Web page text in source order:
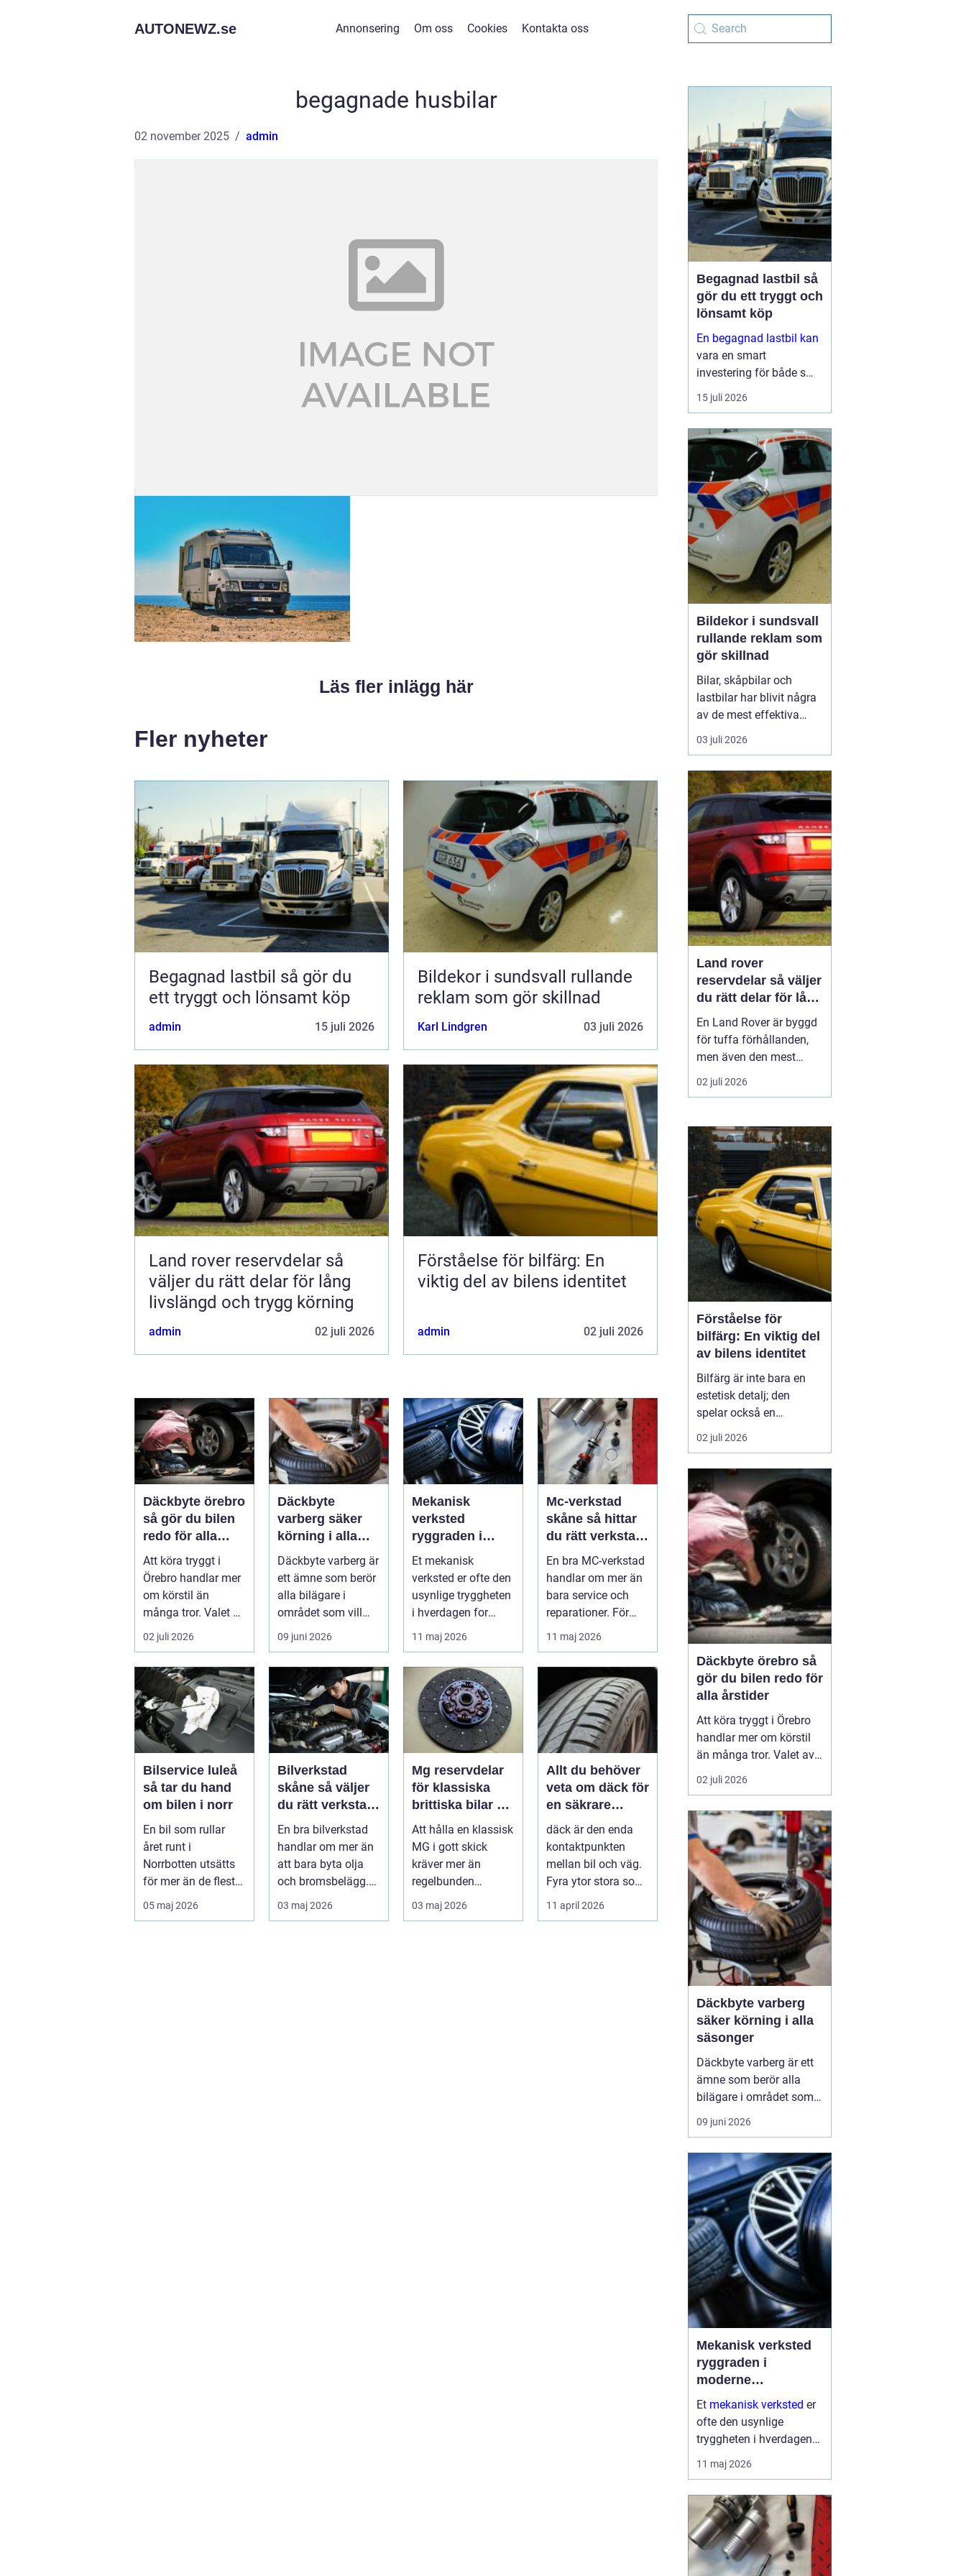
AUTONEWZ.se Annonsering Om oss Cookies Kontakta oss
begagnade husbilar
02 november 2025 admin
Läs fler inlägg här
Fler nyheter
Begagnad lastbil så gör du
ett tryggt och lönsamt köp
admin 15 juli 2026
Bildekor i sundsvall rullande
reklam som gör skillnad
Karl Lindgren 03 juli 2026
Land rover reservdelar så
väljer du rätt delar för lång
livslängd och trygg körning
admin 02 juli 2026
Förståelse för bilfärg: En
viktig del av bilens identitet
admin 02 juli 2026
Däckbyte örebro
så gör du bilen
redo för alla
årstider
Att köra tryggt i
Örebro handlar mer
om körstil än
många tror. Valet av
däck, när de byts
och hur de...
02 juli 2026
Däckbyte
varberg säker
körning i alla
säsonger
Däckbyte varberg är
ett ämne som berör
alla bilägare i
området som vill
köra säkert året om.
När väd...
09 juni 2026
Mekanisk
verksted
ryggraden i
moderne
maskinpark
Et mekanisk
verksted er ofte den
usynlige tryggheten
i hverdagen for
både næringsliv og
privatperson...
11 maj 2026
Mc-verkstad
skåne så hittar
du rätt verkstad
för din
motorcykel
En bra MC-verkstad
handlar om mer än
bara service och
reparationer. För
många förare i
Skåne är verk...
11 maj 2026
Bilservice luleå
så tar du hand
om bilen i norr
En bil som rullar
året runt i
Norrbotten utsätts
för mer än de flesta
fordon i övriga
landet. Kyla, ...
05 maj 2026
Bilverkstad
skåne så väljer
du rätt verkstad
för din bil
En bra bilverkstad
handlar om mer än
att bara byta olja
och bromsbelägg.
För många är bilen
avgörand...
03 maj 2026
Mg reservdelar
för klassiska
brittiska bilar så
hittar du rätt
delar
Att hålla en klassisk
MG i gott skick
kräver mer än
regelbunden
service. Ägaren
behöver också ha
03 maj 2026
Allt du behöver
veta om däck för
en säkrare
bilresa
däck är den enda
kontaktpunkten
mellan bil och väg.
Fyra ytor stora som
fyra handflator
avgör bromss...
11 april 2026
Begagnad lastbil så
gör du ett tryggt och
lönsamt köp
En begagnad lastbil kan
vara en smart
investering för både små
och stora företag. Du får
ofta mycket kapacitet
leveranstid och en bil
som redan visat vad den
går för i vardagen.
Sam...
15 juli 2026
Bildekor i sundsvall
rullande reklam som
gör skillnad
Bilar, skåpbilar och
lastbilar har blivit några
av de mest effektiva
reklampelarna vi har i
vardagen. En
att ett företag syns
överallt där fordonet rör
sig på E4:an, inne i
centrum, på
industriområdet eller
utanför kundens en...
03 juli 2026
Land rover
reservdelar så väljer
du rätt delar för lång
livslängd och trygg
körning
En Land Rover är byggd
för tuffa förhållanden,
men även den mest
robusta bilen slits med
tiden. Bromsar,
packningar och
elektronik påverkas av år
av vardagskörning,
terräng och vägsalt. För
att bilen ska behålla sin
styrka och säkerh...
02 juli 2026
Förståelse för
bilfärg: En viktig del
av bilens identitet
Bilfärg är inte bara en
estetisk detalj; den
spelar också en
avgörande roll för bilens
övergripande identitet
bilfärgen kan påverka
hur en bil uppfattas,
stärka dess mär...
02 juli 2026
Däckbyte örebro så
gör du bilen redo för
alla årstider
Att köra tryggt i Örebro
handlar mer om körstil
än många tror. Valet av
däck, när de byts och hur
de monteras spelar en
säkerheten. Vädret i
Närke skiftar snabbt,
med kalla vintrar, blöta
vårvägar och varma
sommardagar. För den
som...
02 juli 2026
Däckbyte varberg
säker körning i alla
säsonger
Däckbyte varberg är ett
ämne som berör alla
bilägare i området som
vill köra säkert året om.
När vädret skiftar mellan
vintervägar och torra
sommarvägar behöver
däcken alltid vara
anpassade för
underlaget. Ett
genomtänkt däckby...
09 juni 2026
Mekanisk verksted
ryggraden i
moderne
maskinpark
Et mekanisk verksted er
ofte den usynlige
tryggheten i hverdagen
for både næringsliv og
privatpersoner. Når
produksjon stanser eller
en gravemaskin står fast
på et anlegg, er ve...
11 maj 2026